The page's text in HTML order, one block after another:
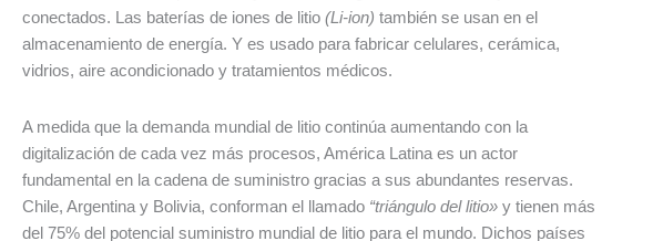
conectados. Las baterías de iones de litio (Li-ion) también se usan en el
almacenamiento de energía. Y es usado para fabricar celulares, cerámica,
vidrios, aire acondicionado y tratamientos médicos.
A medida que la demanda mundial de litio continúa aumentando con la
digitalización de cada vez más procesos, América Latina es un actor
fundamental en la cadena de suministro gracias a sus abundantes reservas.
Chile, Argentina y Bolivia, conforman el llamado “triángulo del litio» y tienen más
del 75% del potencial suministro mundial de litio para el mundo. Dichos países